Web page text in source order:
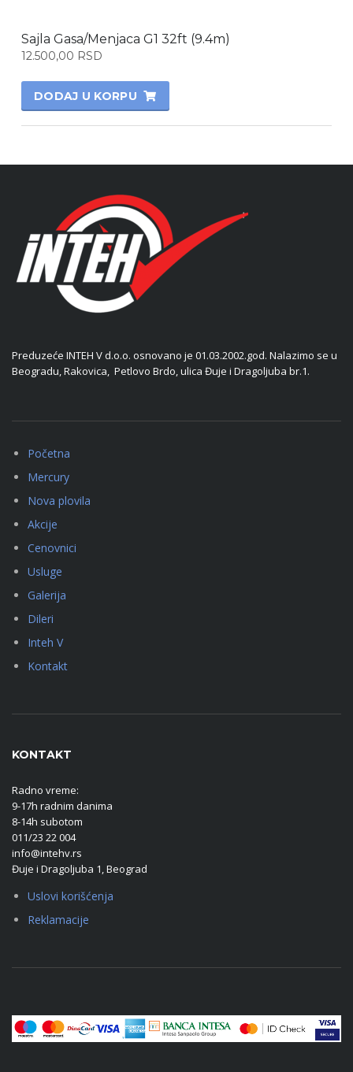
Sajla Gasa/Menjaca G1 32ft (9.4m)
12.500,00 RSD
DODAJ U KORPU
Preduzeće INTEH V d.o.o. osnovano je 01.03.2002.god. Nalazimo se u
Beogradu, Rakovica, Petlovo Brdo, ulica Đuje i Dragoljuba br.1.
Početna
Mercury
Nova plovila
Akcije
Cenovnici
Usluge
Galerija
Dileri
Inteh V
Kontakt
KONTAKT
Radno vreme:
9-17h radnim danima
8-14h subotom
011/23 22 004
info@intehv.rs
Đuje i Dragoljuba 1, Beograd
Uslovi korišćenja
Reklamacije